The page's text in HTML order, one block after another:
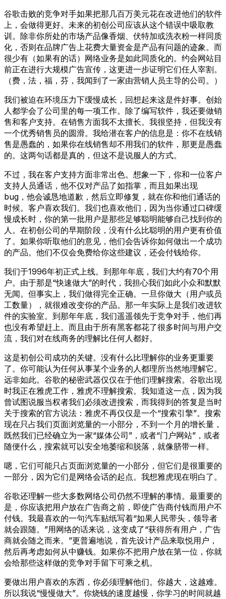
谷歌击败的竞争对手如果把那几百万美元花在改进他们的软件
上，会做得更好。未来的初创公司应该从这个错误中吸取教
训。除非你所处的市场产品像香烟、伏特加或洗衣粉一样同质
化，否则在品牌广告上花费大量资金是产品有问题的迹象。而
很少有（如果有的话）网络业务是如此同质化的。约会网站目
前正在进行大规模广告宣传，这更进一步证明它们任人宰割。
（费，法，福，芬，我闻到了一家由营销人员主导的公司。）
我们被迫在环境压力下缓慢成长，回想起来这是件好事。创始
人都学会了公司里的每一项工作。除了编写软件，我还要做销
售和客户支持。在销售方面我不太擅长。我很坚持，但我没有
一个优秀销售员的圆滑。我给潜在客户的信息是：你不在线销
售是愚蠢的，如果你在线销售却不用我们的软件，那更是愚蠢
的。这两句话都是真的，但这不是说服人的方式。
不过，我在客户支持方面非常出色。想象一下，你和一位客户
支持人员通话，他不仅对产品了如指掌，而且如果出现
bug，他会诚恳地道歉，然后立即修复，就在你和他们通话的
时候。客户喜欢我们。我们也喜欢他们，因为当你通过口碑缓
慢成长时，你的第一批用户是那些足够聪明能够自己找到你的
人。在初创公司的早期阶段，没有什么比聪明的用户更有价值
了。如果你听取他们的意见，他们会告诉你如何做出一个成功
的产品。他们不仅会免费给你这些建议，还会付钱给你。
我们于1996年初正式上线。到那年年底，我们大约有70个用
户。由于那是“快速做大”的时代，我担心我们如此小众和默默
无闻。但事实上，我们做得完全正确。一旦你做大（用户或员
工数量），就很难改变你的产品。那一年实际上是我们改进软
件的实验室。到那年年底，我们遥遥领先于竞争对手，他们再
也没有希望赶上。而且由于所有黑客都花了很多时间与用户交
流，我们对在线商务的理解比任何人都好。
这是初创公司成功的关键。没有什么比理解你的业务更重要
了。你可能认为任何从事某个业务的人都理所当然地理解它。
远非如此。谷歌的秘密武器仅仅在于他们理解搜索。谷歌出现
时我正在雅虎工作，雅虎不理解搜索。我知道这一点，因为我
曾试图说服当权者我们必须改进搜索，而我得到的答复是当时
关于搜索的官方说法：雅虎不再仅仅是一个“搜索引擎”。搜索
现在只占我们页面浏览量的一小部分，不到一个月的增长量，
既然我们已经确立为一家“媒体公司”，或者“门户网站”，或者
随便什么，搜索就可以安全地萎缩和脱落，就像脐带一样。
嗯，它们可能只占页面浏览量的一小部分，但它们是很重要的
一部分，因为它们是网络会话的起点。我想雅虎现在明白了。
谷歌还理解一些大多数网络公司仍然不理解的事情。最重要的
是，你应该把用户放在广告商之前，即使广告商付钱而用户不
付钱。我最喜欢的一句汽车贴纸写着“如果人民带头，领导者
就会跟随。”用网络的话来说，这变成了“获得所有用户，广告
商就会随之而来。”更普遍地说，首先设计产品来取悦用户，
然后再考虑如何从中赚钱。如果你不把用户放在第一位，你就
会给那些这样做的竞争对手留下可乘之机。
要做出用户喜欢的东西，你必须理解他们。你越大，这越难。
所以我说“慢慢做大”。你烧钱的速度越慢，你学习的时间就越